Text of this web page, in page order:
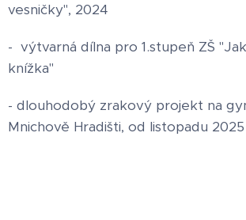
vesničky", 2024
- výtvarná dílna pro 1.stupeň ZŠ
knížka"
- dlouhodobý zrakový projekt na
Mnichově Hradišti, od listopadu